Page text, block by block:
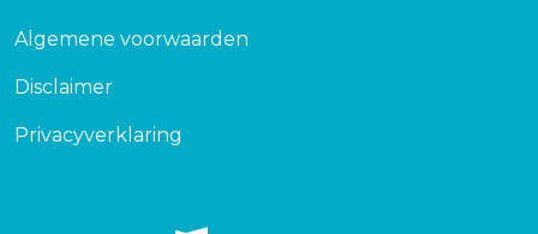
Voet
Algemene voorwaarden
Disclaimer
Privacyverklaring